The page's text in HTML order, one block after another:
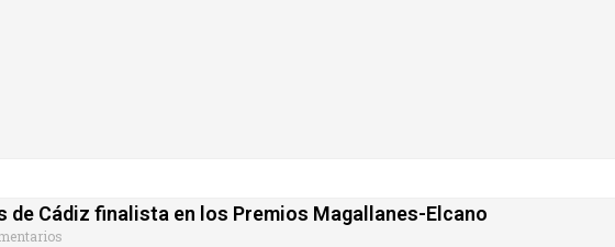
de Cádiz finalista en los Premios Magallanes-Elcano